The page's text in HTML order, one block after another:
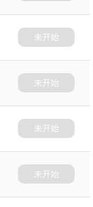
未开始
未开始
未开始
未开始